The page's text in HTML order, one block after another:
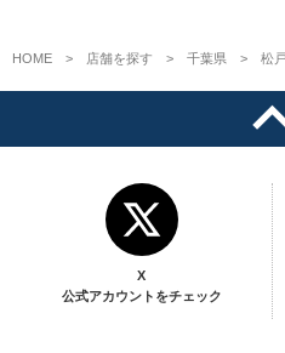
HOME 店舗を探す 千葉県 松
X
公式アカウントをチェック